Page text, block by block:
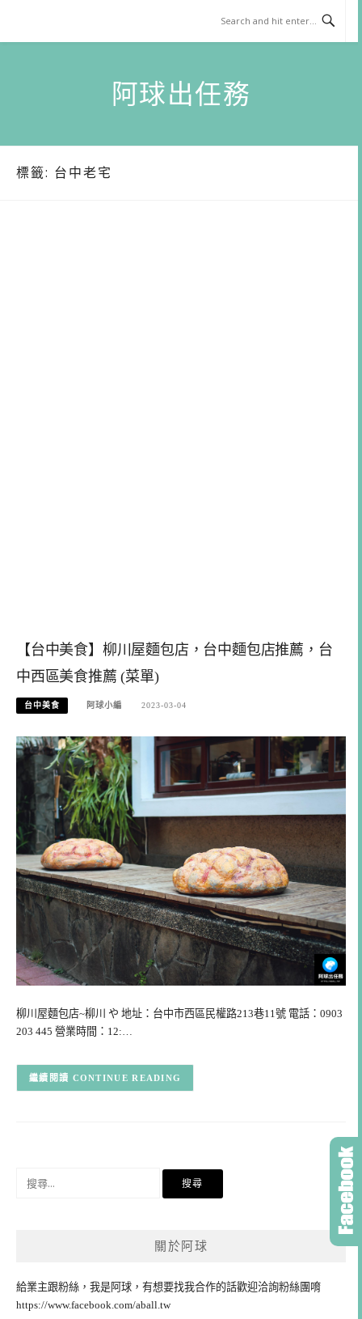
content
阿球出任務
標籤: 台中老宅
【台中美食】柳川屋麵包店，台中麵包店推薦，台
中西區美食推薦 (菜單)
台中美食 阿球小編 2023-03-04
柳川屋麵包店~柳川 や 地址：台中市西區民權路213巷11號 電話：0903
203 445 營業時間：12:…
CONTINUE READING
關於阿球
給業主跟粉絲，我是阿球，有想要找我合作的話歡迎洽詢粉絲團唷
https://www.facebook.com/aball.tw